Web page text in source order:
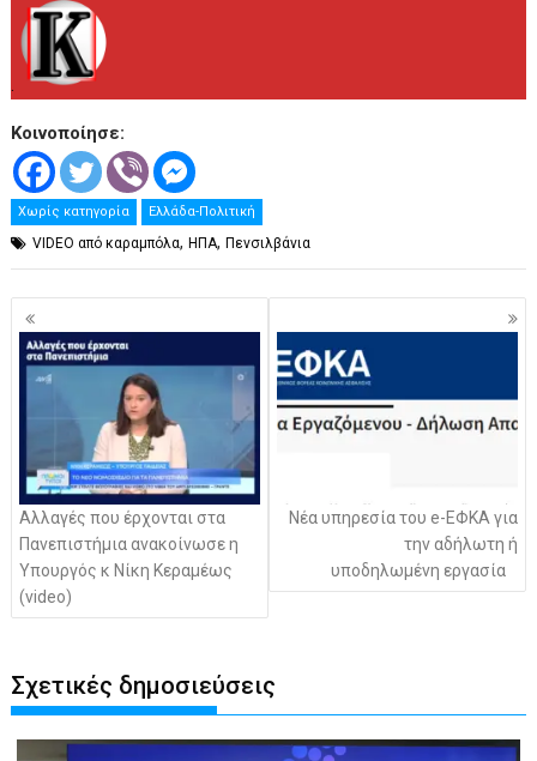
.
Κοινοποίησε:
Χωρίς κατηγορία Ελλάδα-Πολιτική
VIDEO από καραμπόλα,ΗΠΑ,Πενσιλβάνια
Πλοήγηση
άρθρων
Αλλαγές που έρχονται στα
Πανεπιστήμια ανακοίνωσε η
Υπουργός κ Νίκη Κεραμέως
(video)
Νέα υπηρεσία του e-ΕΦΚΑ για
την αδήλωτη ή
υποδηλωμένη εργασία
Σχετικές δημοσιεύσεις